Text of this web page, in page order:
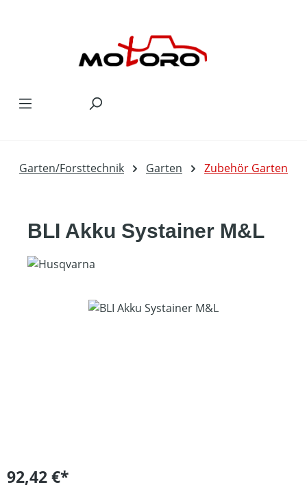
Garten/Forsttechnik Garten Zubehör Garten
BLI Akku Systainer M&L
Bildergalerie überspringen
92,42 €*